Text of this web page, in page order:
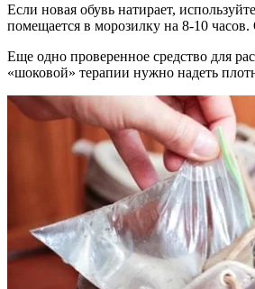
Если новая обувь натирает,
помещается в морозилку на 8-10
Еще одно проверенное средство для
«шоковой» терапии нужно надеть